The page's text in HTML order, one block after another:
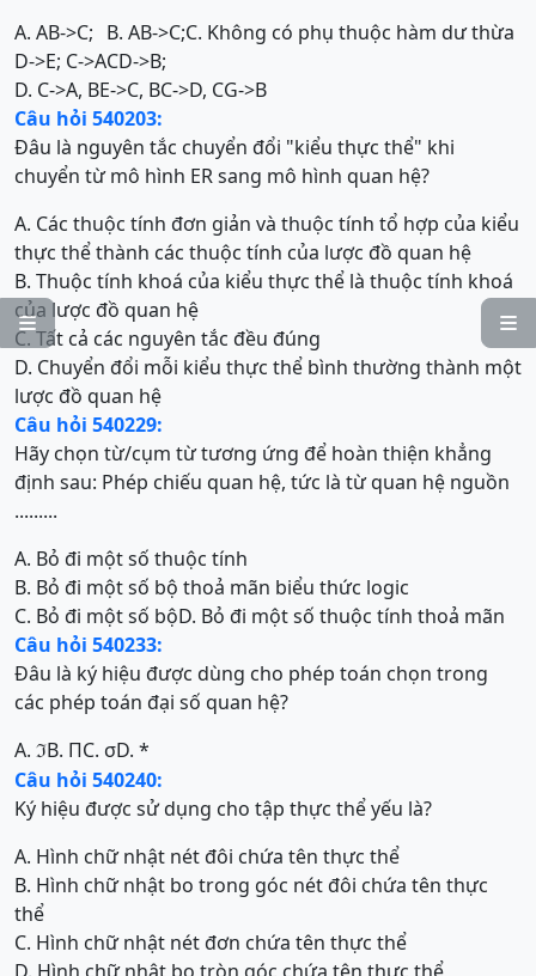


A. AB->C;
D->E; C->A
B. AB->C;
CD->B;
C. Không có phụ thuộc hàm dư thừa
D. C->A, BE->C, BC->D, CG->B
Câu hỏi 540203:
Đâu là nguyên tắc chuyển đổi "kiểu thực thể" khi
chuyển từ mô hình ER sang mô hình quan hệ?
A. Các thuộc tính đơn giản và thuộc tính tổ hợp của kiểu
thực thể thành các thuộc tính của lược đồ quan hệ
B. Thuộc tính khoá của kiểu thực thể là thuộc tính khoá
của lược đồ quan hệ
C. Tất cả các nguyên tắc đều đúng
D. Chuyển đổi mỗi kiểu thực thể bình thường thành một
lược đồ quan hệ
Câu hỏi 540229:
Hãy chọn từ/cụm từ tương ứng để hoàn thiện khẳng
định sau: Phép chiếu quan hệ, tức là từ quan hệ nguồn
.........
A. Bỏ đi một số thuộc tính
B. Bỏ đi một số bộ thoả mãn biểu thức logic
C. Bỏ đi một số bộD. Bỏ đi một số thuộc tính thoả mãn
Câu hỏi 540233:
Đâu là ký hiệu được dùng cho phép toán chọn trong
các phép toán đại số quan hệ?
A. ℑB. ΠC. σD. *
Câu hỏi 540240:
Ký hiệu được sử dụng cho tập thực thể yếu là?
A. Hình chữ nhật nét đôi chứa tên thực thể
B. Hình chữ nhật bo trong góc nét đôi chứa tên thực
thể
C. Hình chữ nhật nét đơn chứa tên thực thể